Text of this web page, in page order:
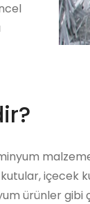
içecek
ürünler gibi